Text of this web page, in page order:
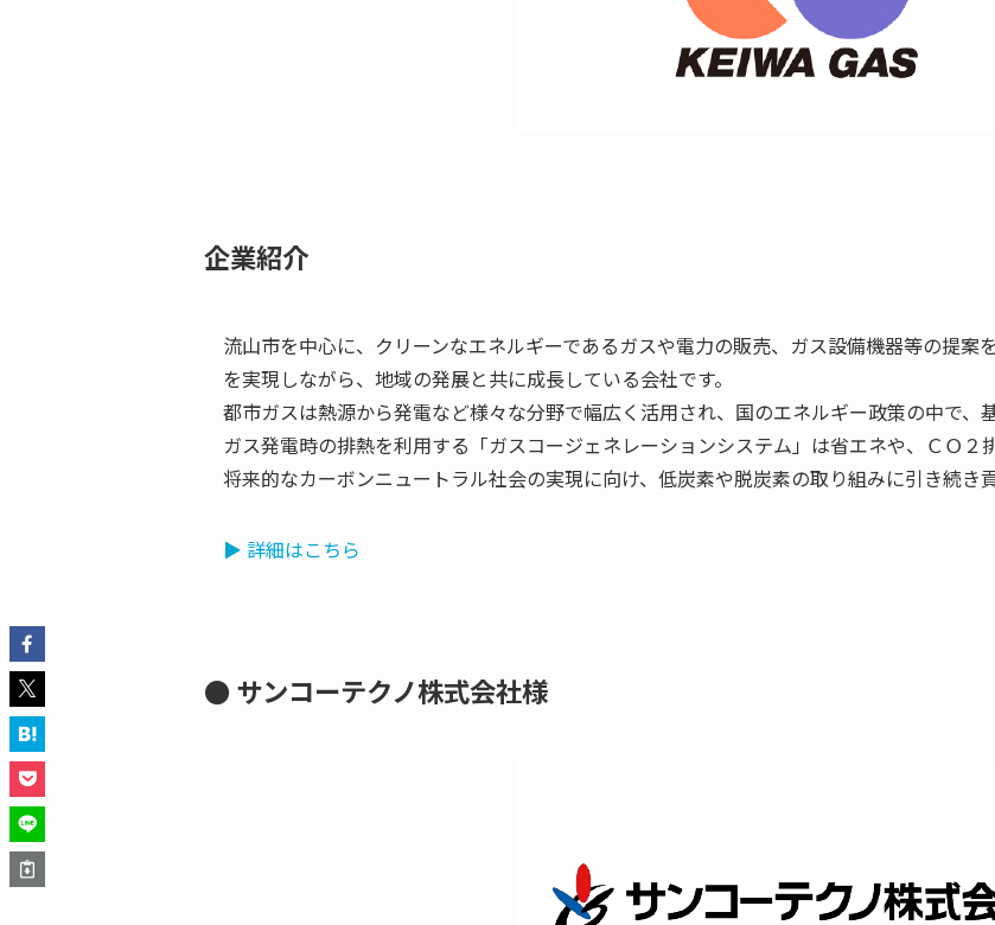
企業紹介
流山市を中心に、クリーンなエネルギーであるガスや電力の販売、ガス設備機器等の提案
を実現しながら、地域の発展と共に成長している会社です。
都市ガスは熱源から発電など様々な分野で幅広く活用され、国のエネルギー政策の中で、
ガス発電時の排熱を利用する「ガスコージェネレーションシステム」は省エネや、ＣＯ２
将来的なカーボンニュートラル社会の実現に向け、低炭素や脱炭素の取り組みに引き続き
▶︎ 詳細はこちら
● サンコーテクノ株式会社様